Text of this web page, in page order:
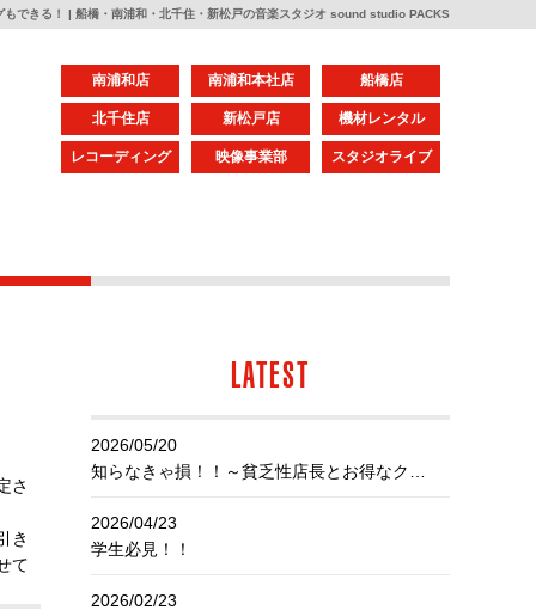
もできる！ | 船橋・南浦和・北千住・新松戸の音楽スタジオ sound studio PACKS
南浦和店 南浦和本社店 船橋店
北千住店 新松戸店 機材レンタル
レコーディング 映像事業部 スタジオライブ
さ
き
て
LATEST
2026/05/20
2026/04/23
学生必見！！
2026/02/23